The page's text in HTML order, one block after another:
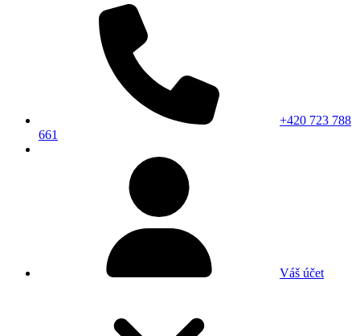
+420 723 788
661
Váš účet